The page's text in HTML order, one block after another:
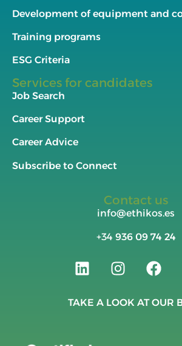
Development of equipment and
Training programs
ESG Criteria
Services for candidates
Job Search
Career Support
Career Advice
Subscribe to Connect
Contact us
info@ethikos.es
+34 936 09 74 24
TAKE A LOOK AT OUR